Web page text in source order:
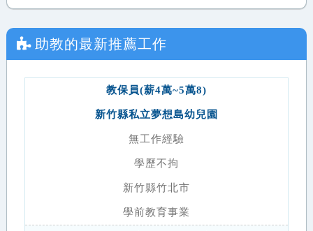
助教的最新推薦工作
教保員(薪4萬~5萬8)
新竹縣私立夢想島幼兒園
無工作經驗
學歷不拘
新竹縣竹北市
學前教育事業